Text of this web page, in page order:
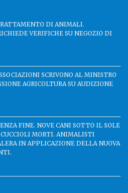
DI ANIMALI.
VERIFICHE SU NEGOZIO DI
SCRIVONO AL MINISTRO
AGRICOLTURA SU AUDIZIONE
FINE. NOVE CANI SOTTO IL SOLE
CUCCIOLI MORTI. ANIMALISTI
IN APPLICAZIONE DELLA NUOVA